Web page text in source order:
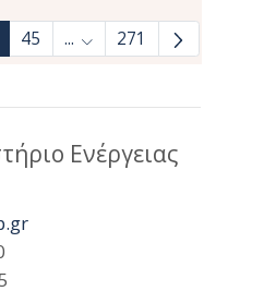
Use TAB to navigate.
45 ... Ενδιάμεσες σελίδες
271
Ενέργειας